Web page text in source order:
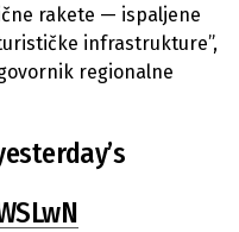
rakete — ispaljene
infrastrukture”,
regionalne